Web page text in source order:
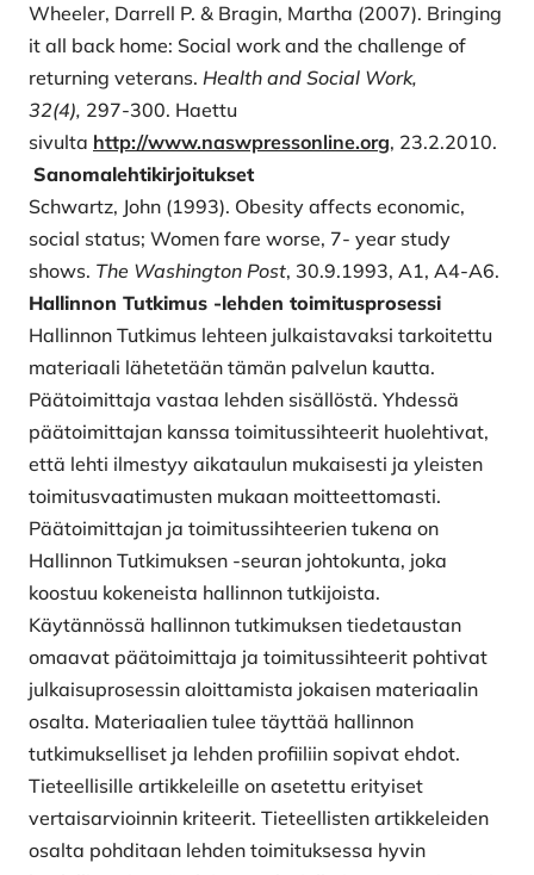
Wheeler, Darrell P. & Bragin, Martha (2007). Bringing
it all back home: Social work and the challenge of
returning veterans. Health and Social Work,
32(4), 297-300. Haettu
sivulta http://www.naswpressonline.org, 23.2.2010.
Sanomalehtikirjoitukset
Schwartz, John (1993). Obesity affects economic,
social status; Women fare worse, 7- year study
shows. The Washington Post, 30.9.1993, A1, A4-A6.
Hallinnon Tutkimus -lehden toimitusprosessi
Hallinnon Tutkimus lehteen julkaistavaksi tarkoitettu
materiaali lähetetään tämän palvelun kautta.
Päätoimittaja vastaa lehden sisällöstä. Yhdessä
päätoimittajan kanssa toimitussihteerit huolehtivat,
että lehti ilmestyy aikataulun mukaisesti ja yleisten
toimitusvaatimusten mukaan moitteettomasti.
Päätoimittajan ja toimitussihteerien tukena on
Hallinnon Tutkimuksen -seuran johtokunta, joka
koostuu kokeneista hallinnon tutkijoista.
Käytännössä hallinnon tutkimuksen tiedetaustan
omaavat päätoimittaja ja toimitussihteerit pohtivat
julkaisuprosessin aloittamista jokaisen materiaalin
osalta. Materiaalien tulee täyttää hallinnon
tutkimukselliset ja lehden profiiliin sopivat ehdot.
Tieteellisille artikkeleille on asetettu erityiset
vertaisarvioinnin kriteerit. Tieteellisten artikkeleiden
osalta pohditaan lehden toimituksessa hyvin